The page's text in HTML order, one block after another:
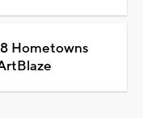
Hometowns